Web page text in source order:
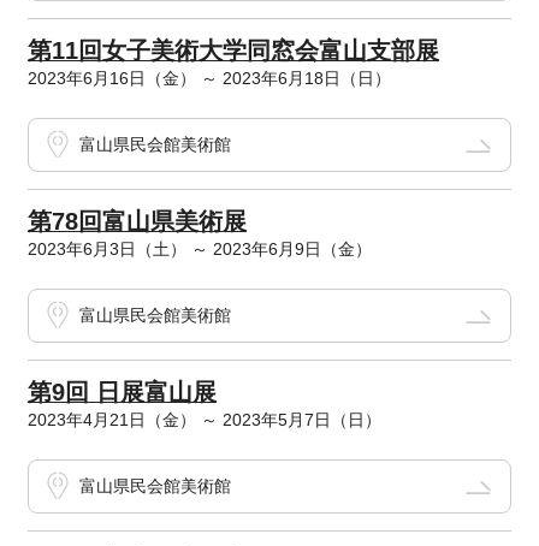
第11回女子美術大学同窓会富山支部展
2023年6月16日（金） ～ 2023年6月18日（日）
富山県民会館美術館
第78回富山県美術展
2023年6月3日（土） ～ 2023年6月9日（金）
富山県民会館美術館
第9回 日展富山展
2023年4月21日（金） ～ 2023年5月7日（日）
富山県民会館美術館